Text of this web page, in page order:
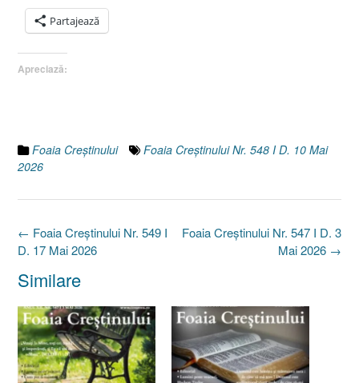
Partajează
Apreciază:
Foaia Creştinului
Foaia Creștinului Nr. 548 I D. 10 Mai
2026
Post
navigation
Foaia Creștinului Nr. 547 I D. 3
Mai 2026 →
← Foaia Creștinului Nr. 549 I
D. 17 Mai 2026
Similare